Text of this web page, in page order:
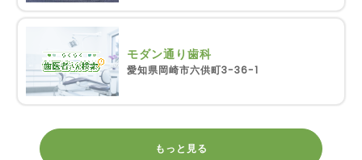
モダン通り歯科
愛知県岡崎市六供町3-36-1
もっと見る